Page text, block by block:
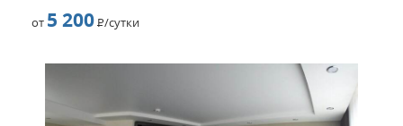
от 5 200Р/сутки